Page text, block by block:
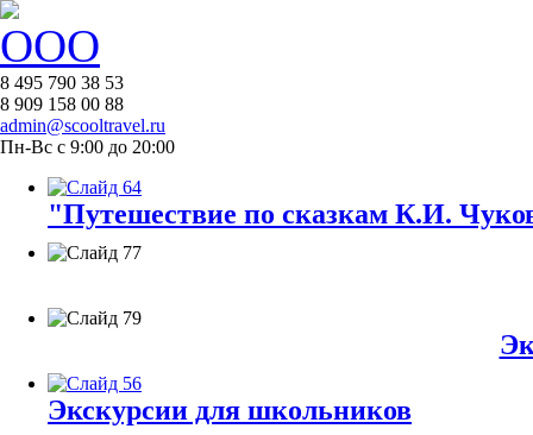
8 495 790 38 53
8 909 158 00 88
admin@scooltravel.ru
Пн-Вс с 9:00 до 20:00
"Путешествие по сказкам К.И.
Экскурсии для школьников